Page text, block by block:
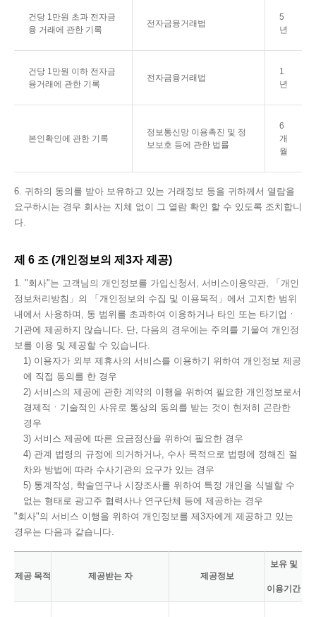
건당 1만원 초과 전자금
융 거래에 관한 기록
전자금융거래법
5
년
건당 1만원 이하 전자금
융거래에 관한 기록
전자금융거래법
1
년
본인확인에 관한 기록
정보통신망 이용촉진 및 정
보보호 등에 관한 법률
6
개
월
6. 귀하의 동의를 받아 보유하고 있는 거래정보 등을 귀하께서 열람을
요구하시는 경우 회사는 지체 없이 그 열람 확인 할 수 있도록 조치합니
다.
제 6 조 (개인정보의 제3자 제공)
1. "회사"는 고객님의 개인정보를 가입신청서, 서비스이용약관, 「개인
정보처리방침」의 「개인정보의 수집 및 이용목적」에서 고지한 범위
내에서 사용하며, 동 범위를 초과하여 이용하거나 타인 또는 타기업ㆍ
기관에 제공하지 않습니다. 단, 다음의 경우에는 주의를 기울여 개인정
보를 이용 및 제공할 수 있습니다.
1) 이용자가 외부 제휴사의 서비스를 이용하기 위하여 개인정보 제공
에 직접 동의를 한 경우
2) 서비스의 제공에 관한 계약의 이행을 위하여 필요한 개인정보로서
경제적ㆍ기술적인 사유로 통상의 동의를 받는 것이 현저히 곤란한
경우
3) 서비스 제공에 따른 요금정산을 위하여 필요한 경우
4) 관계 법령의 규정에 의거하거나, 수사 목적으로 법령에 정해진 절
차와 방법에 따라 수사기관의 요구가 있는 경우
5) 통계작성, 학술연구나 시장조사를 위하여 특정 개인을 식별할 수
없는 형태로 광고주 협력사나 연구단체 등에 제공하는 경우
"회사"의 서비스 이행을 위하여 개인정보를 제3자에게 제공하고 있는
경우는 다음과 같습니다.
제공 목적 제공받는 자 제공정보
보유 및
이용기간